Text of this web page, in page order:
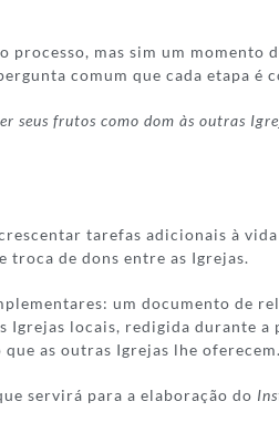
mas sim um momento
comum que cada etapa
frutos como dom às outras
tarefas adicionais à
de dons entre as Igrejas.
um documento de
locais, redigida durante
as outras Igrejas lhe oferecem.
servirá para a elaboração do